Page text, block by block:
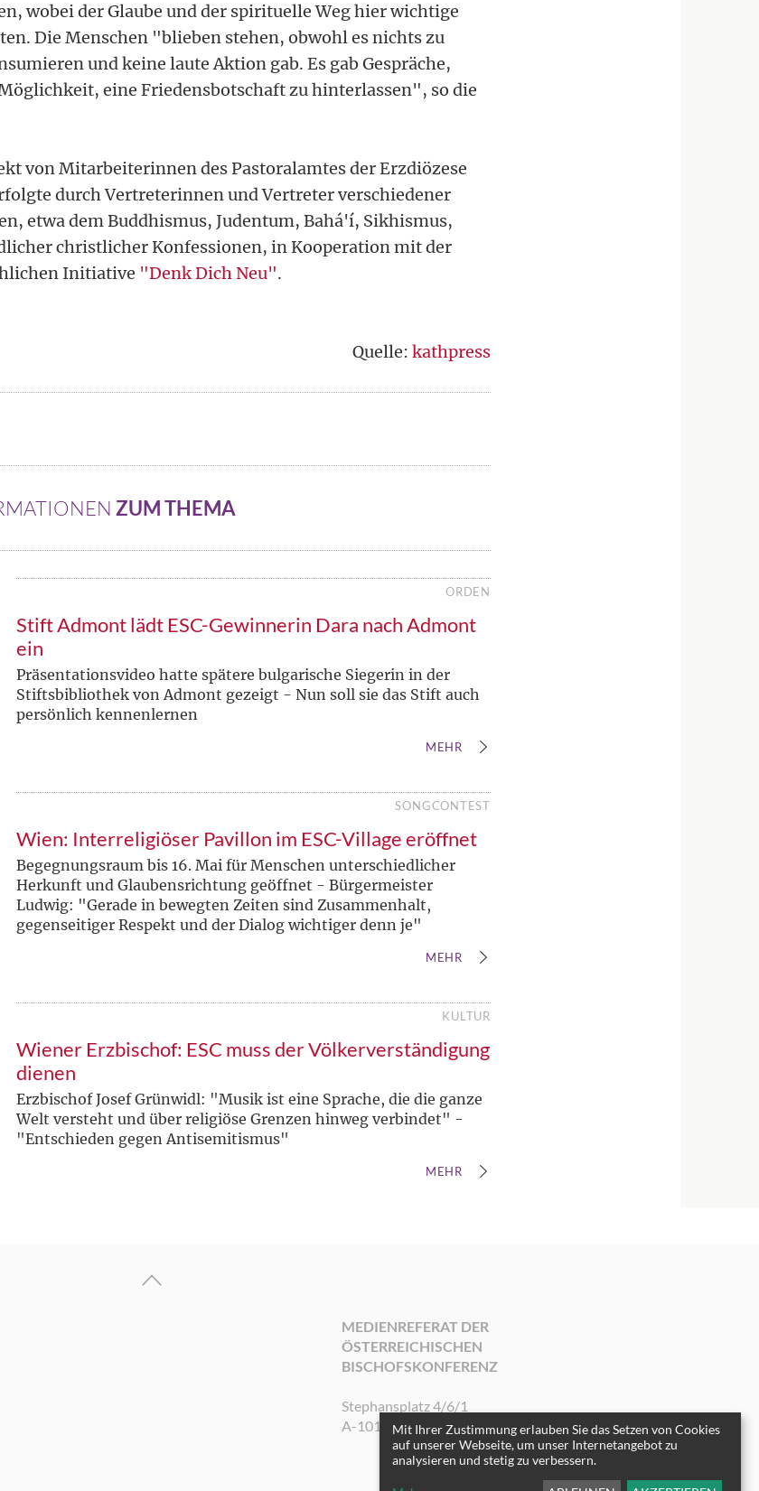
wobei der Glaube und der spirituelle Weg hier wichtige
Die Menschen "blieben stehen, obwohl es nichts zu
und keine laute Aktion gab. Es gab Gespräche,
eine Friedensbotschaft zu hinterlassen", so die
von Mitarbeiterinnen des Pastoralamtes der Erzdiözese
durch Vertreterinnen und Vertreter verschiedener
etwa dem Buddhismus, Judentum, Bahá'í, Sikhismus,
christlicher Konfessionen, in Kooperation mit der
Initiative "Denk Dich Neu".
Quelle: kathpress
ZUM THEMA
ORDEN
Stift Admont lädt ESC-Gewinnerin Dara nach Admont
ein
Präsentationsvideo hatte spätere bulgarische Siegerin in der
Stiftsbibliothek von Admont gezeigt - Nun soll sie das Stift auch
persönlich kennenlernen
MEHR
SONGCONTEST
Wien: Interreligiöser Pavillon im ESC-Village eröffnet
Begegnungsraum bis 16. Mai für Menschen unterschiedlicher
Herkunft und Glaubensrichtung geöffnet - Bürgermeister
Ludwig: "Gerade in bewegten Zeiten sind Zusammenhalt,
gegenseitiger Respekt und der Dialog wichtiger denn je"
MEHR
KULTUR
Wiener Erzbischof: ESC muss der Völkerverständigung
dienen
Erzbischof Josef Grünwidl: "Musik ist eine Sprache, die die ganze
Welt versteht und über religiöse Grenzen hinweg verbindet" -
"Entschieden gegen Antisemitismus"
MEHR
MEDIENREFERAT DER
ÖSTERREICHISCHEN
BISCHOFSKONFERENZ
Stephansplatz 4/6/1
A-1010 WienMit Ihrer Zustimmung erlauben Sie das Setzen von Cookies
auf unserer Webseite, um unser Internetangebot zu
analysieren und stetig zu verbessern.